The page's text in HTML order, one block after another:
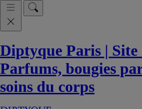
Diptyque Paris |
Parfums, bougies
soins du corps